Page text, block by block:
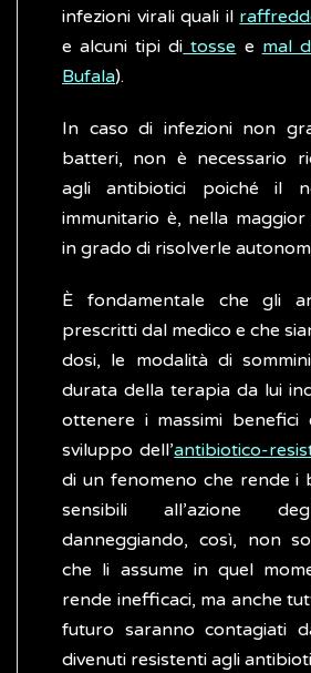
infezioni virali quali il
e alcuni tipi di tosse e mal
Bufala).
In caso di infezioni non
batteri, non è necessario
agli antibiotici poiché il
immunitario è, nella
in grado di risolverle
È fondamentale che gli
prescritti dal medico e che
dosi, le modalità di
durata della terapia da lui
ottenere i massimi benefici
sviluppo dell’antibiotico-
di un fenomeno che rende i
sensibili all’azione
danneggiando, così, non
che li assume in quel
rende inefficaci, ma anche
futuro saranno contagiati
divenuti resistenti agli